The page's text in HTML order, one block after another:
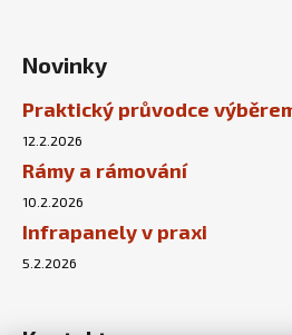
Novinky
Praktický průvodce
12.2.2026
Rámy a rámování
10.2.2026
Infrapanely v praxi
5.2.2026